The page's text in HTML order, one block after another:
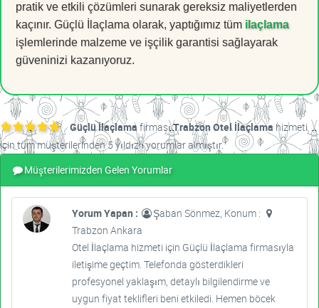
pratik ve etkili çözümleri sunarak gereksiz maliyetlerden
kaçınır. Güçlü İlaçlama olarak, yaptığımız tüm ilaçlama
işlemlerinde malzeme ve işçilik garantisi sağlayarak
güveninizi kazanıyoruz.
Güçlü İlaçlama firmasıTrabzon Otel İlaçlama hizmeti
için tüm müşterilerinden 5 yıldızlı yorumlar almıştır.
Müşterilerimizden Gelen Yorumlar
Yorum Yapan :
Şaban Sönmez, Konum :
Trabzon Ankara
Otel İlaçlama hizmeti için Güçlü İlaçlama firmasıyla
iletişime geçtim. Telefonda gösterdikleri
profesyonel yaklaşım, detaylı bilgilendirme ve
uygun fiyat teklifleri beni etkiledi. Hemen böcek